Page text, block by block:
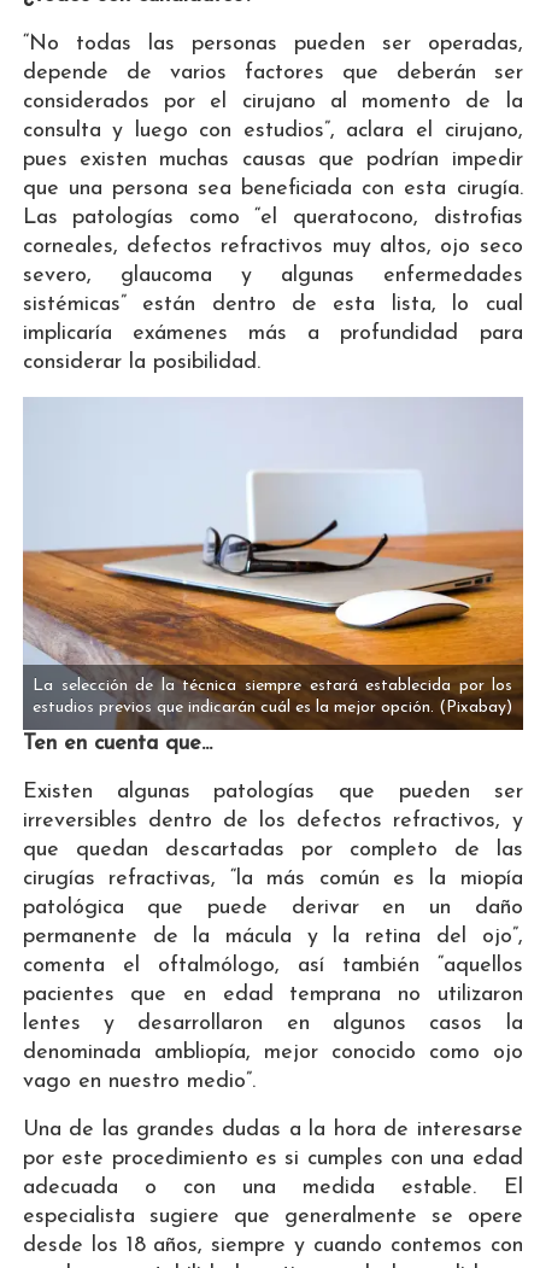
“No todas las personas pueden ser operadas,
depende de varios factores que deberán ser
considerados por el cirujano al momento de la
consulta y luego con estudios”, aclara el cirujano,
pues existen muchas causas que podrían impedir
que una persona sea beneficiada con esta cirugía.
Las patologías como “el queratocono, distrofias
corneales, defectos refractivos muy altos, ojo seco
severo, glaucoma y algunas enfermedades
sistémicas” están dentro de esta lista, lo cual
implicaría exámenes más a profundidad para
considerar la posibilidad.
La selección de la técnica siempre estará establecida por los
estudios previos que indicarán cuál es la mejor opción. (Pixabay)
Ten en cuenta que...
Existen algunas patologías que pueden ser
irreversibles dentro de los defectos refractivos, y
que quedan descartadas por completo de las
cirugías refractivas, “la más común es la miopía
patológica que puede derivar en un daño
permanente de la mácula y la retina del ojo”,
comenta el oftalmólogo, así también “aquellos
pacientes que en edad temprana no utilizaron
lentes y desarrollaron en algunos casos la
denominada ambliopía, mejor conocido como ojo
vago en nuestro medio”.
Una de las grandes dudas a la hora de interesarse
por este procedimiento es si cumples con una edad
adecuada o con una medida estable. El
especialista sugiere que generalmente se opere
desde los 18 años, siempre y cuando contemos con